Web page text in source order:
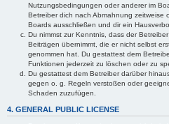
Nutzungsbedingungen oder anderer im
Betreiber dich nach Abmahnung
Boards ausschließen und dir ein
Du nimmst zur Kenntnis, dass der
Beiträgen übernimmt, die er nicht selbst
genommen hat. Du gestattest dem
Funktionen jederzeit zu löschen oder zu
Du gestattest dem Betreiber darüber
gegen o. g. Regeln verstoßen oder
Schaden zuzufügen.
4. GENERAL PUBLIC LICENSE